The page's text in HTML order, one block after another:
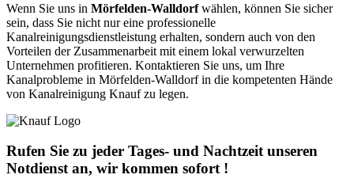
Wenn Sie uns in Mörfelden-Walldorfwählen, können Sie sicher
sein, dass Sie nicht nur eine professionelle
Kanalreinigungsdienstleistung erhalten, sondern auch von den
Vorteilen der Zusammenarbeit mit einem lokal verwurzelten
Unternehmen profitieren. Kontaktieren Sie uns, um Ihre
Kanalprobleme in Mörfelden-Walldorf in die kompetenten Hände
von Kanalreinigung Knauf zu legen.
Rufen Sie zu jeder Tages- und Nachtzeit unseren
Notdienst an, wir kommen sofort !